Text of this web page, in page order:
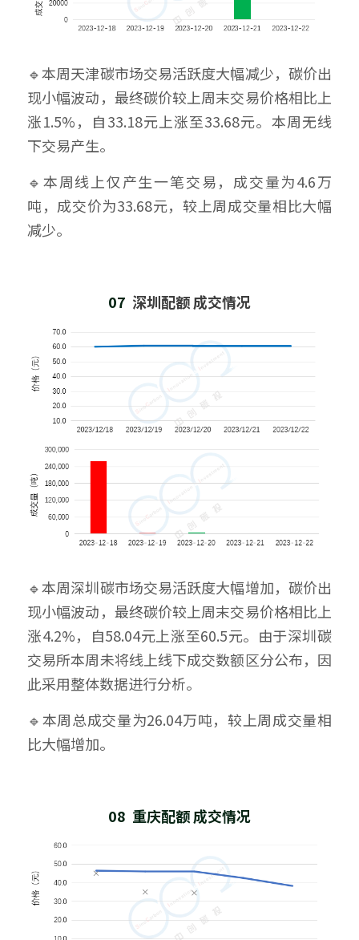
🔹本周天津碳市场交易活跃度大幅减少，碳价出
现小幅波动，最终碳价较上周末交易价格相比上
涨1.5%，自33.18元上涨至33.68元。本周无线
下交易产生。
🔹本周线上仅产生一笔交易，成交量为4.6万
吨，成交价为33.68元，较上周成交量相比大幅
减少。
07 深圳配额 成交情况
🔹本周深圳碳市场交易活跃度大幅增加，碳价出
现小幅波动，最终碳价较上周末交易价格相比上
涨4.2%，自58.04元上涨至60.5元。由于深圳碳
交易所本周未将线上线下成交数额区分公布，因
此采用整体数据进行分析。
🔹本周总成交量为26.04万吨，较上周成交量相
比大幅增加。
08  重庆配额 成交情况